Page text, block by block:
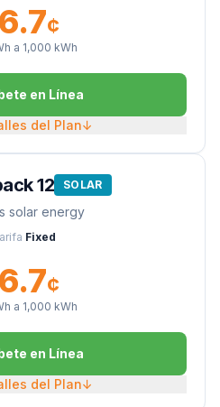
¢
a 1,000 kWh
en Línea
del Plan↓
12 SOLAR
solar energy
Fixed
¢
a 1,000 kWh
en Línea
del Plan↓